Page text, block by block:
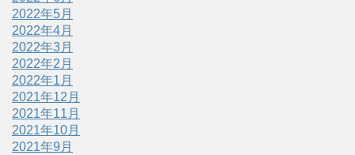
2022年5月
2022年4月
2022年3月
2022年2月
2022年1月
2021年12月
2021年11月
2021年10月
2021年9月